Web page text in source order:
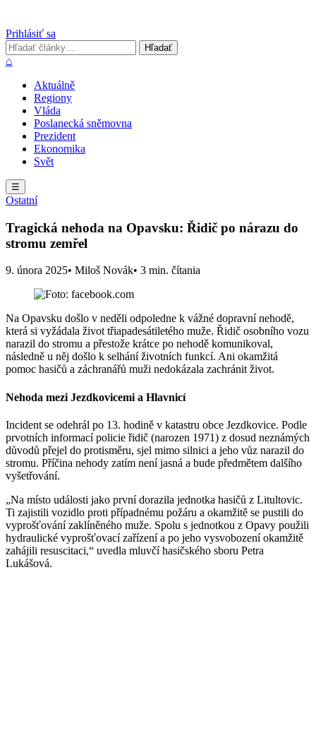
Prihlásiť sa
Hľadať
Hľadať
⌂
Aktuálně
Regiony
Vláda
Poslanecká sněmovna
Prezident
Ekonomika
Svět
☰
Ostatní
Tragická nehoda na Opavsku: Řidič po nárazu do
stromu zemřel
9. února 2025• Miloš Novák• 3 min. čítania
Na Opavsku došlo v neděli odpoledne k vážné dopravní nehodě,
která si vyžádala život třiapadesátiletého muže. Řidič osobního vozu
narazil do stromu a přestože krátce po nehodě komunikoval,
následně u něj došlo k selhání životních funkcí. Ani okamžitá
pomoc hasičů a záchranářů muži nedokázala zachránit život.
Nehoda mezi Jezdkovicemi a Hlavnicí
Incident se odehrál po 13. hodině v katastru obce Jezdkovice. Podle
prvotních informací policie řidič (narozen 1971) z dosud neznámých
důvodů přejel do protisměru, sjel mimo silnici a jeho vůz narazil do
stromu. Příčina nehody zatím není jasná a bude předmětem dalšího
vyšetřování.
„Na místo události jako první dorazila jednotka hasičů z Litultovic.
Ti zajistili vozidlo proti případnému požáru a okamžitě se pustili do
vyprošťování zaklíněného muže. Spolu s jednotkou z Opavy použili
hydraulické vyprošťovací zařízení a po jeho vysvobození okamžitě
zahájili resuscitaci,“ uvedla mluvčí hasičského sboru Petra
Lukášová.